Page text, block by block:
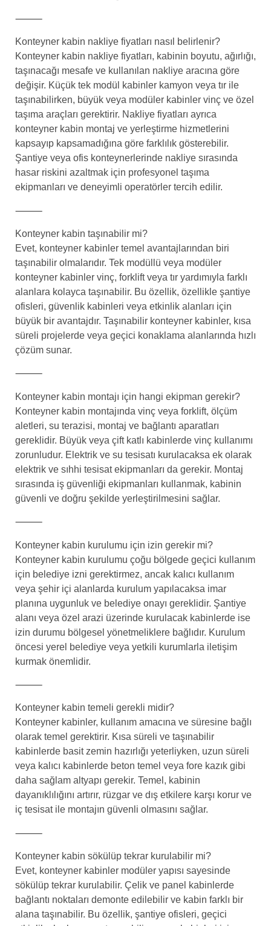
⸻
Konteyner kabin nakliye fiyatları nasıl belirlenir?
Konteyner kabin nakliye fiyatları, kabinin boyutu, ağırlığı,
taşınacağı mesafe ve kullanılan nakliye aracına göre
değişir. Küçük tek modül kabinler kamyon veya tır ile
taşınabilirken, büyük veya modüler kabinler vinç ve özel
taşıma araçları gerektirir. Nakliye fiyatları ayrıca
konteyner kabin montaj ve yerleştirme hizmetlerini
kapsayıp kapsamadığına göre farklılık gösterebilir.
Şantiye veya ofis konteynerlerinde nakliye sırasında
hasar riskini azaltmak için profesyonel taşıma
ekipmanları ve deneyimli operatörler tercih edilir.
⸻
Konteyner kabin taşınabilir mi?
Evet, konteyner kabinler temel avantajlarından biri
taşınabilir olmalarıdır. Tek modüllü veya modüler
konteyner kabinler vinç, forklift veya tır yardımıyla farklı
alanlara kolayca taşınabilir. Bu özellik, özellikle şantiye
ofisleri, güvenlik kabinleri veya etkinlik alanları için
büyük bir avantajdır. Taşınabilir konteyner kabinler, kısa
süreli projelerde veya geçici konaklama alanlarında hızlı
çözüm sunar.
⸻
Konteyner kabin montajı için hangi ekipman gerekir?
Konteyner kabin montajında vinç veya forklift, ölçüm
aletleri, su terazisi, montaj ve bağlantı aparatları
gereklidir. Büyük veya çift katlı kabinlerde vinç kullanımı
zorunludur. Elektrik ve su tesisatı kurulacaksa ek olarak
elektrik ve sıhhi tesisat ekipmanları da gerekir. Montaj
sırasında iş güvenliği ekipmanları kullanmak, kabinin
güvenli ve doğru şekilde yerleştirilmesini sağlar.
⸻
Konteyner kabin kurulumu için izin gerekir mi?
Konteyner kabin kurulumu çoğu bölgede geçici kullanım
için belediye izni gerektirmez, ancak kalıcı kullanım
veya şehir içi alanlarda kurulum yapılacaksa imar
planına uygunluk ve belediye onayı gereklidir. Şantiye
alanı veya özel arazi üzerinde kurulacak kabinlerde ise
izin durumu bölgesel yönetmeliklere bağlıdır. Kurulum
öncesi yerel belediye veya yetkili kurumlarla iletişim
kurmak önemlidir.
⸻
Konteyner kabin temeli gerekli midir?
Konteyner kabinler, kullanım amacına ve süresine bağlı
olarak temel gerektirir. Kısa süreli ve taşınabilir
kabinlerde basit zemin hazırlığı yeterliyken, uzun süreli
veya kalıcı kabinlerde beton temel veya fore kazık gibi
daha sağlam altyapı gerekir. Temel, kabinin
dayanıklılığını artırır, rüzgar ve dış etkilere karşı korur ve
iç tesisat ile montajın güvenli olmasını sağlar.
⸻
Konteyner kabin sökülüp tekrar kurulabilir mi?
Evet, konteyner kabinler modüler yapısı sayesinde
sökülüp tekrar kurulabilir. Çelik ve panel kabinlerde
bağlantı noktaları demonte edilebilir ve kabin farklı bir
alana taşınabilir. Bu özellik, şantiye ofisleri, geçici